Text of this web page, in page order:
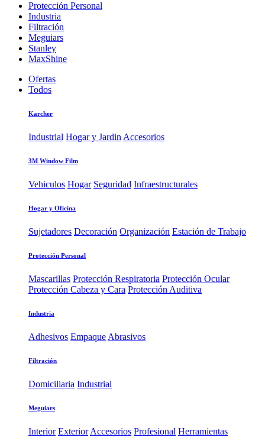
Protección Personal
Industria
Filtración
Meguiars
Stanley
MaxShine
Ofertas
Todos
Karcher
Industrial Hogar y Jardin Accesorios
3M Window Film
Vehiculos Hogar Seguridad Infraestructurales
Hogar y Oficina
Sujetadores Decoración Organización Estación de Trabajo
Protección Personal
Mascarillas Protección Respiratoria Protección Ocular
Protección Cabeza y Cara Protección Auditiva
Industria
Adhesivos Empaque Abrasivos
Filtración
Domiciliaria Industrial
Meguiars
Interior Exterior Accesorios Profesional Herramientas